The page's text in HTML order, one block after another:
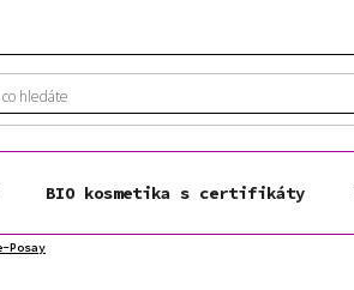
BIO kosmetika s certifikáty
Posay